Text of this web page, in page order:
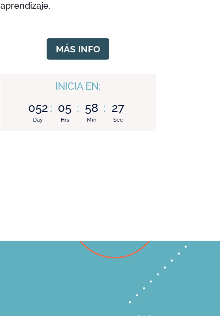
aprendizaje.
MÁS INFO
INICIA EN:
052
Day
: 05
Hrs
: 58
Min
: 27
Sec